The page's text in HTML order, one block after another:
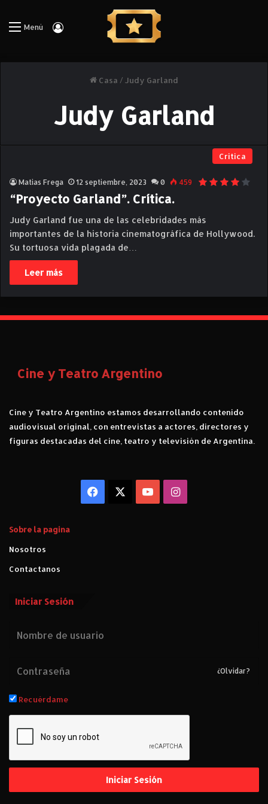
Menú Iniciar Sesión
Casa / Judy Garland
Judy Garland
Critica
Matias Frega 12 septiembre, 2023 0 459
“Proyecto Garland”. Crítica.
Judy Garland fue una de las celebridades más
importantes de la historia cinematográfica de Hollywood.
Su tortuosa vida plagada de…
Leer más
Cine y Teatro Argentino
Cine y Teatro Argentino estamos desarrollando contenido
audiovisual original, con entrevistas a actores, directores y
figuras destacadas del cine, teatro y televisión de Argentina.
Facebook YouTubeInstagram
Sobre la pagina
Nosotros
Contactanos
Iniciar Sesión
¿Olvidar?
Recuérdame
Iniciar Sesión